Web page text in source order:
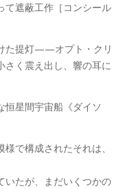
て遮蔽工作［コンシール
た提灯——オプト・クリ
さく震え出し、響の耳に
恒星間宇宙船《ダイソ
で構成されたそれは、
いたが、まだいくつかの